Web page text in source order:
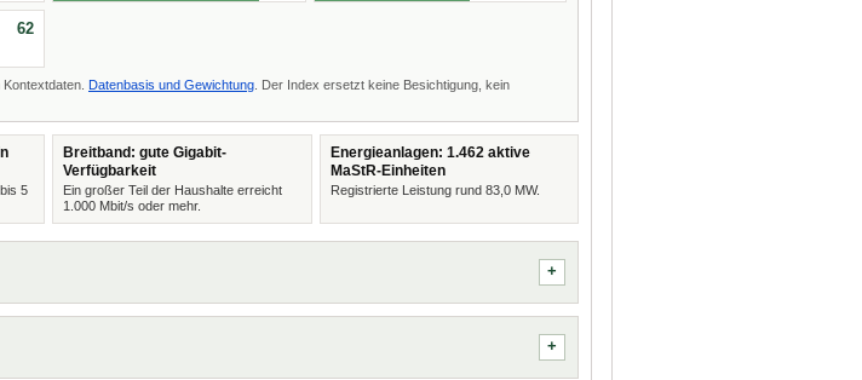
62
Datenbasis und Gewichtung . Der Index ersetzt keine Besichtigung, kein
5
Breitband: gute Gigabit-
Verfügbarkeit
Ein großer Teil der Haushalte erreicht
1.000 Mbit/s oder mehr.
Energieanlagen: 1.462 aktive
MaStR-Einheiten
Registrierte Leistung rund 83,0 MW.